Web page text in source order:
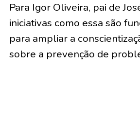
Para Igor Oliveira, pai de
iniciativas como essa são
para ampliar a
sobre a prevenção de